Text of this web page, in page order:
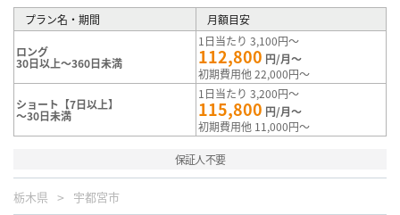
プラン名・期間 月額目安
ロング
30日以上～360日未満
1日当たり 3,100円～
112,800 円/月～
初期費用他 22,000円～
ショート【7日以上】
～30日未満
1日当たり 3,200円～
115,800 円/月～
初期費用他 11,000円～
保証人不要
栃木県 宇都宮市